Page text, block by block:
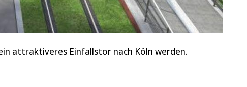
attraktiveres Einfallstor nach Köln werden.